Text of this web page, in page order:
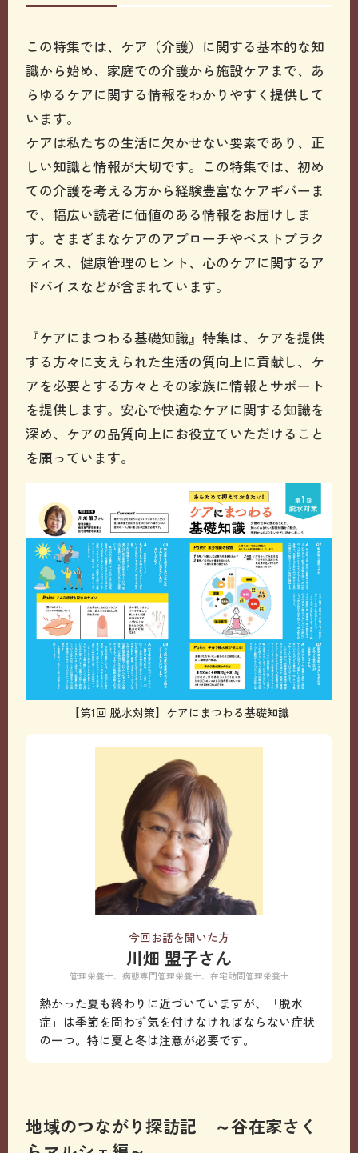
この特集では、ケア（介護）に関する基本的な知
識から始め、家庭での介護から施設ケアまで、あ
らゆるケアに関する情報をわかりやすく提供して
います。
ケアは私たちの生活に欠かせない要素であり、正
しい知識と情報が大切です。この特集では、初め
ての介護を考える方から経験豊富なケアギバーま
で、幅広い読者に価値のある情報をお届けしま
す。さまざまなケアのアプローチやベストプラク
ティス、健康管理のヒント、心のケアに関するア
ドバイスなどが含まれています。
『ケアにまつわる基礎知識』特集は、ケアを提供
する方々に支えられた生活の質向上に貢献し、ケ
アを必要とする方々とその家族に情報とサポート
を提供します。安心で快適なケアに関する知識を
深め、ケアの品質向上にお役立ていただけること
を願っています。
【第1回 脱水対策】ケアにまつわる基礎知識
今回お話を聞いた方
川畑 盟子さん
管理栄養士、病態専門管理栄養士、在宅訪問管理栄養士
熱かった夏も終わりに近づいていますが、「脱水
症」は季節を問わず気を付けなければならない症状
の一つ。特に夏と冬は注意が必要です。
地域のつながり探訪記 ～谷在家さく